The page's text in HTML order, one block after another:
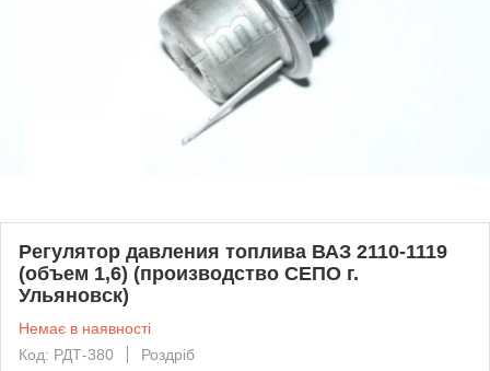
Регулятор давления топлива ВАЗ 2110-1119
(объем 1,6) (производство СЕПО г.
Ульяновск)
Немає в наявності
Код: РДТ-380
Роздріб